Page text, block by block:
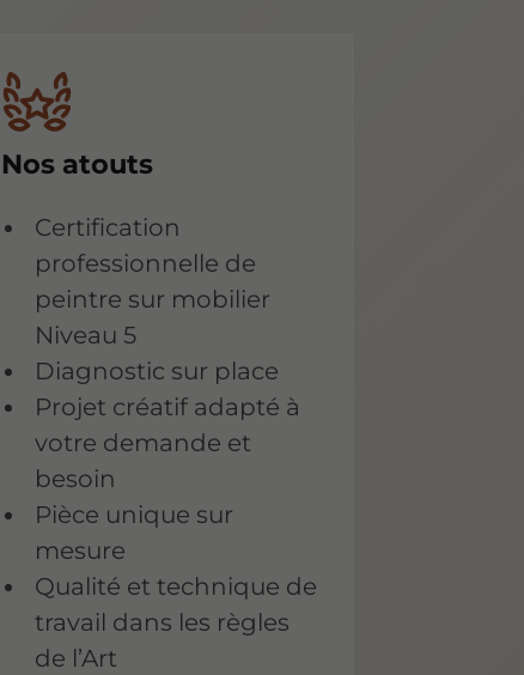
Nos atouts
Certification
professionnelle de
peintre sur mobilier
Niveau 5
Diagnostic sur place
Projet créatif adapté à
votre demande et
besoin
Pièce unique sur
mesure
Qualité et technique de
travail dans les règles
de l’Art